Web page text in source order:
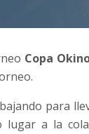
Copa
para
lugar a la